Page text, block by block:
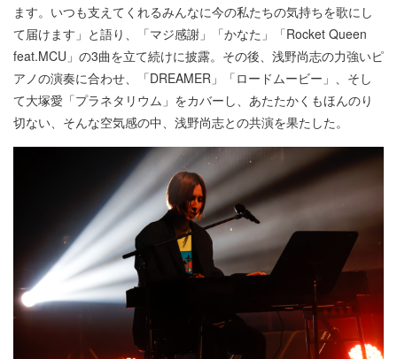
ます。いつも支えてくれるみんなに今の私たちの気持ちを歌にし
て届けます」と語り、「マジ感謝」「かなた」「Rocket Queen
feat.MCU」の3曲を立て続けに披露。その後、浅野尚志の力強いピ
アノの演奏に合わせ、「DREAMER」「ロードムービー」、そし
て大塚愛「プラネタリウム」をカバーし、あたたかくもほんのり
切ない、そんな空気感の中、浅野尚志との共演を果たした。